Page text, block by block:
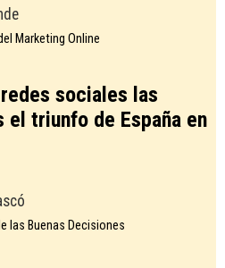
Marketing Online
sociales las
el triunfo de España en
las Buenas Decisiones